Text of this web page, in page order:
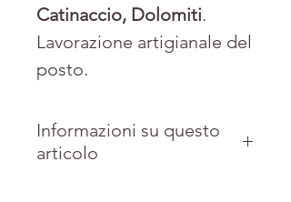
Catinaccio, Dolomiti.
Lavorazione artigianale del
posto.
Informazioni su questo
articolo